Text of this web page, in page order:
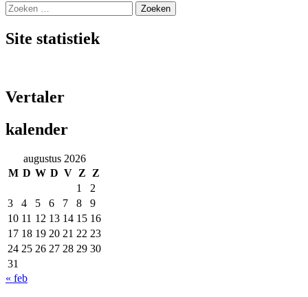
Zoeken
naar:
Site statistiek
Vertaler
kalender
augustus 2026
M D W D V Z
Z
1
2
3
4 5 6 7 8
9
10 11 12 13 14 15 16
17 18 19 20 21 22 23
24 25 26 27 28 29 30
31
« feb